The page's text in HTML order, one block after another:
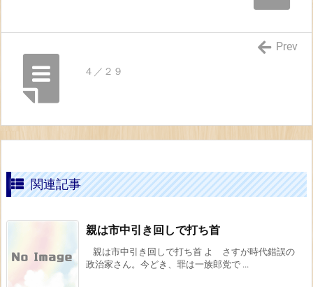
４／２９
Prev
関連記事
親は市中引き回しで打ち首
親は市中引き回しで打ち首 よ さすが時代錯誤の
政治家さん。今どき、罪は一族郎党で ...